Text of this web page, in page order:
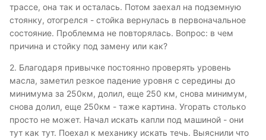
трассе, она так и осталась. Потом заехал на подземную
стоянку, отогрелся - стойка вернулась в первоначальное
состояние. Проблемма не повторялась. Вопрос: в чем
причина и стойку под замену или как?
2. Благодаря привычке постоянно проверять уровень
масла, заметил резкое падение уровня с середины до
минимума за 250км, долил, еще 250 км, снова минимум,
снова долил, еще 250км - таже картина. Угорать столько
просто не может. Начал искать капли под машиной - они
тут как тут. Поехал к механику искать течь. Выяснили что